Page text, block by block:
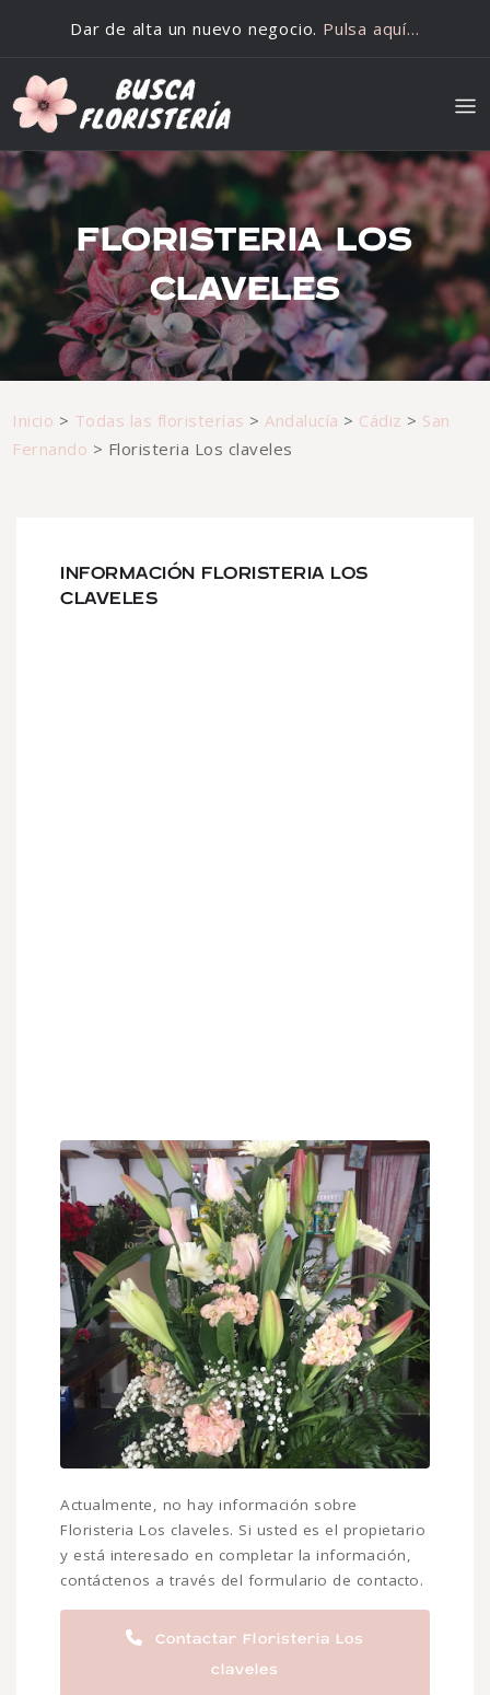
Dar de alta un nuevo negocio. Pulsa aquí…
FLORISTERIA LOS
CLAVELES
Inicio > Todas las floristerías > Andalucía > Cádiz > San
Fernando > Floristeria Los claveles
INFORMACIÓN FLORISTERIA LOS
CLAVELES
Actualmente, no hay información sobre
Floristeria Los claveles. Si usted es el propietario
y está interesado en completar la información,
contáctenos a través del formulario de contacto.
Contactar Floristeria Los
claveles